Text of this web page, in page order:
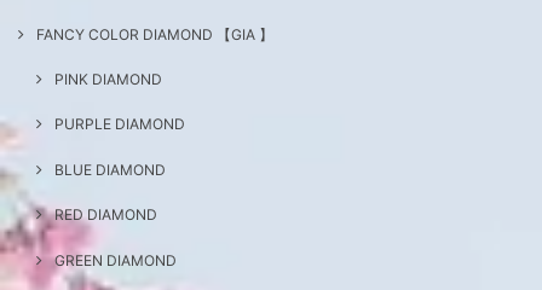
FANCY COLOR DIAMOND 【GIA 】
PINK DIAMOND
PURPLE DIAMOND
BLUE DIAMOND
RED DIAMOND
GREEN DIAMOND